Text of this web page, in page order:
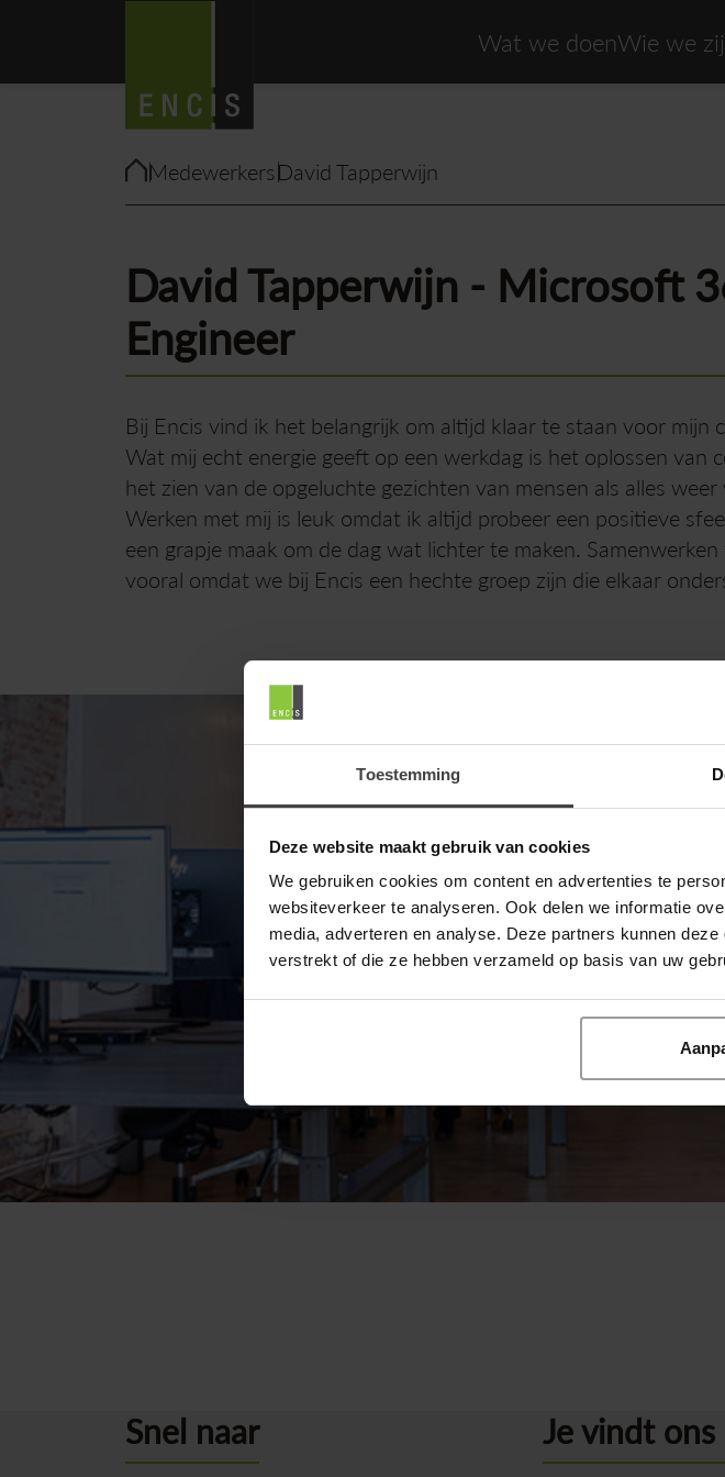
Toestemming
Deze website maakt gebruik van cookies
We gebruiken cookies om content en advertenties te
websiteverkeer te analyseren. Ook delen we informatie
media, adverteren en analyse. Deze partners kunnen
verstrekt of die ze hebben verzameld op basis van uw
Wat we doenWie we
MedewerkersDavid Tapperwijn
David Tapperwijn - Microsoft
Engineer
Bij Encis vind ik het belangrijk om altijd klaar te staan voor mijn
Wat mij echt energie geeft op een werkdag is het oplossen van
het zien van de opgeluchte gezichten van mensen als alles
Werken met mij is leuk omdat ik altijd probeer een positieve
een grapje maak om de dag wat lichter te maken.
vooral omdat we bij Encis een hechte groep zijn die elkaar
Snel naar Je vindt